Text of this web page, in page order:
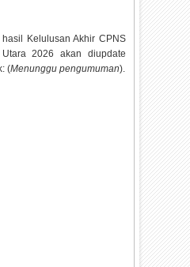
Kelulusan Akhir CPNS
Utara2026 akan diupdate
(Menunggu pengumuman).